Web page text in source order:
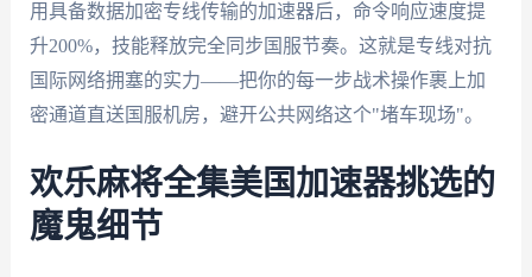
用具备数据加密专线传输的加速器后，命令响应速度提
升200%，技能释放完全同步国服节奏。这就是专线对抗
国际网络拥塞的实力——把你的每一步战术操作裹上加
密通道直送国服机房，避开公共网络这个"堵车现场"。
欢乐麻将全集美国加速器挑选的
魔鬼细节